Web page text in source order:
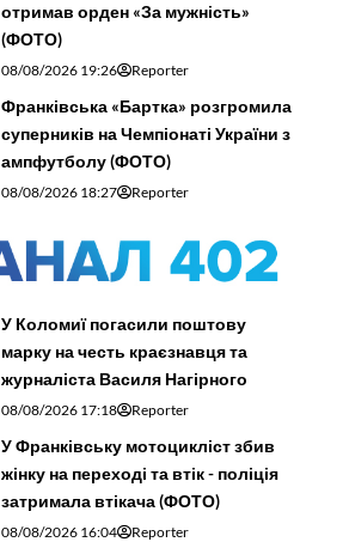
отримав орден «За мужність»
(ФОТО)
08/08/2026 19:26 Reporter
Франківська «Бартка» розгромила
суперників на Чемпіонаті України з
ампфутболу (ФОТО)
08/08/2026 18:27 Reporter
У Коломиї погасили поштову
марку на честь краєзнавця та
журналіста Василя Нагірного
08/08/2026 17:18 Reporter
У Франківську мотоцикліст збив
жінку на переході та втік - поліція
затримала втікача (ФОТО)
08/08/2026 16:04 Reporter